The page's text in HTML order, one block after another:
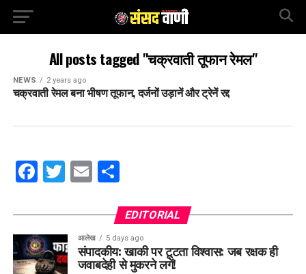
All posts tagged "चक्रवाती तूफान रेमल"
NEWS 2 years ago
चक्रवाती रेमल बना भीषण तूफान, दर्जनों उड़ानें और ट्रेनें रद्द
Facebook
Twitter
EmailShare
EDITORIAL
आलेख 5 days ago
संपादकीय: खाकी पर टूटता विश्वास: जब रक्षक ही
जवाबदेही से मुकरने लगें!